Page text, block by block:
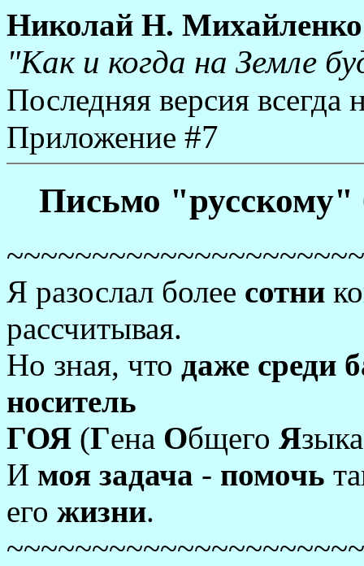
Николай Н. Михайленко
"Как и когда на Земле
Последняя версия всегда
Приложение #7
Письмо "русскому"
Я разослал более сотни
рассчитывая.
Но зная, что даже среди
носитель
ГОЯ (Гена Общего Я
И моя задача - помочь
его жизни.